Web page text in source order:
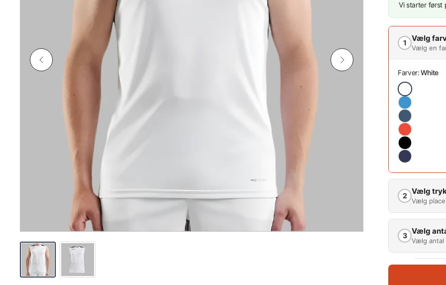
Vi starter først
1 Vælg
Vælg en
Farver:White
2 Vælg
Vælg
3 Vælg
Vælg antal
Antal